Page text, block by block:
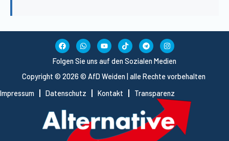
Copyright © 2026 © AfD Weiden | alle Rechte vorbehalten
Impressum
Datenschutz Kontakt Transparenz
Folgen Sie uns auf den Sozialen Medien